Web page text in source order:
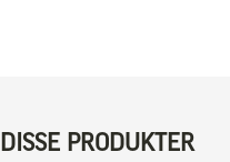
PRODUKTER